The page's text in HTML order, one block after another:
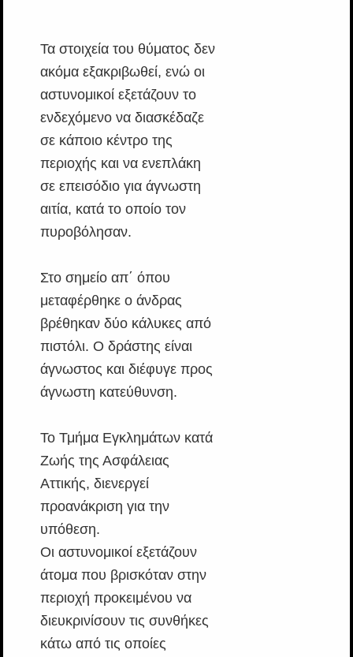
Τα στοιχεία του θύματος δεν
ακόμα εξακριβωθεί, ενώ οι
αστυνομικοί εξετάζουν το
ενδεχόμενο να διασκέδαζε
σε κάποιο κέντρο της
περιοχής και να ενεπλάκη
σε επεισόδιο για άγνωστη
αιτία, κατά το οποίο τον
πυροβόλησαν.
Στο σημείο απ΄ όπου
μεταφέρθηκε ο άνδρας
βρέθηκαν δύο κάλυκες από
πιστόλι. Ο δράστης είναι
άγνωστος και διέφυγε προς
άγνωστη κατεύθυνση.
Το Τμήμα Εγκλημάτων κατά
Ζωής της Ασφάλειας
Αττικής, διενεργεί
προανάκριση για την
υπόθεση.
Οι αστυνομικοί εξετάζουν
άτομα που βρισκόταν στην
περιοχή προκειμένου να
διευκρινίσουν τις συνθήκες
κάτω από τις οποίες